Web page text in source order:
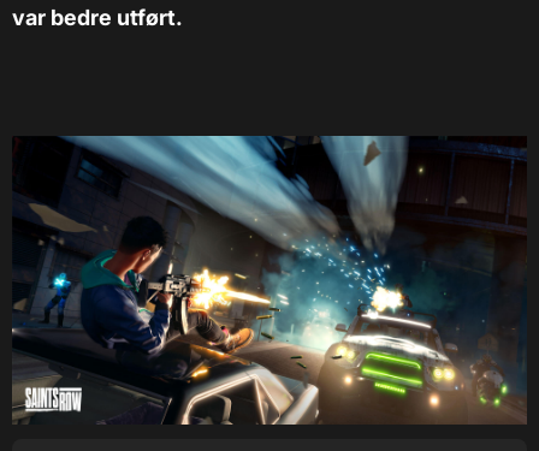
var bedre utført.